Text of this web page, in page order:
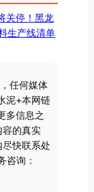
关停！黑龙
生产线清单
任何媒体
泥+本网链
多信息之
容的真实
快联系处
咨询：